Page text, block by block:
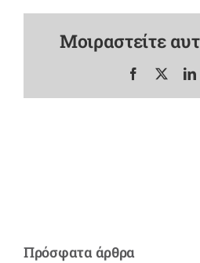
Μοιραστείτε
Facebook
Πρόσφατα άρθρα